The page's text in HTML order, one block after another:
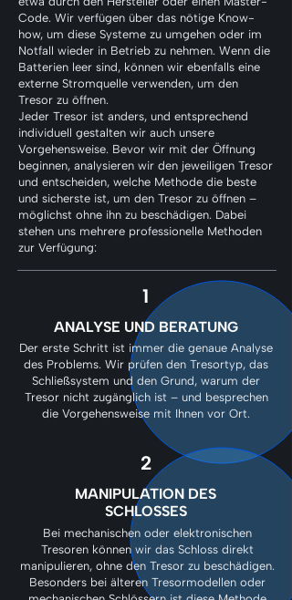
Code. Wir verfügen über das nötige Know-
how, um diese Systeme zu umgehen oder im
Notfall wieder in Betrieb zu nehmen. Wenn die
Batterien leer sind, können wir ebenfalls eine
externe Stromquelle verwenden, um den
Tresor zu öffnen.
Jeder Tresor ist anders, und entsprechend
individuell gestalten wir auch unsere
Vorgehensweise. Bevor wir mit der Öffnung
beginnen, analysieren wir den jeweiligen Tresor
und entscheiden, welche Methode die beste
und sicherste ist, um den Tresor zu öffnen –
möglichst ohne ihn zu beschädigen. Dabei
stehen uns mehrere professionelle Methoden
zur Verfügung:
1
ANALYSE UND BERATUNG
Der erste Schritt ist immer die genaue Analyse
des Problems. Wir prüfen den Tresortyp, das
Schließsystem und den Grund, warum der
Tresor nicht zugänglich ist – und besprechen
die Vorgehensweise mit Ihnen vor Ort.
2
MANIPULATION DES
SCHLOSSES
Bei mechanischen oder elektronischen
Tresoren können wir das Schloss direkt
manipulieren, ohne den Tresor zu beschädigen.
Besonders bei älteren Tresormodellen oder